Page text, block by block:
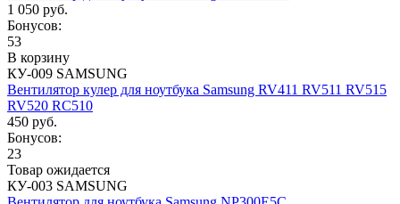
1 050 руб.
Бонусов:
53
В корзину
КУ-009 SAMSUNG
Вентилятор кулер для ноутбука Samsung RV411 RV511 RV515
RV520 RC510
450 руб.
Бонусов:
23
Товар ожидается
КУ-003 SAMSUNG